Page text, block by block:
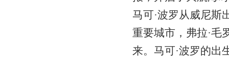
马可·波罗从威尼斯
重要城市，弗拉·毛
来。马可·波罗的出